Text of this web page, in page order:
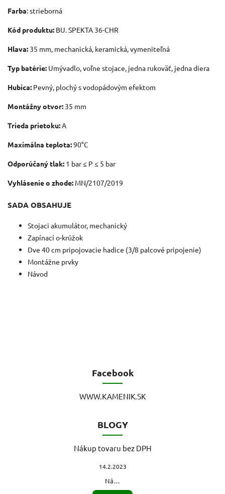
Farba: strieborná
Kód produktu: BU. SPEKTA 36-CHR
Hlava: 35 mm, mechanická, keramická, vymeniteľná
Typ batérie: Umývadlo, voľne stojace, jedna rukoväť, jedna diera
Hubica: Pevný, plochý s vodopádovým efektom
Montážny otvor: 35 mm
Trieda prietoku:A
Maximálna teplota:90°C
Odporúčaný tlak: 1 bar ≤ P ≤ 5 bar
Vyhlásenie o zhode: MN/2107/2019
SADA OBSAHUJE
Stojaci akumulátor, mechanický
Zapínací o-krúžok
Dve 40 cm pripojovacie hadice (3/8 palcové pripojenie)
Montážne prvky
Návod
Facebook
WWW.KAMENIK.SK
BLOGY
Nákup tovaru bez DPH
14.2.2023
Ná...